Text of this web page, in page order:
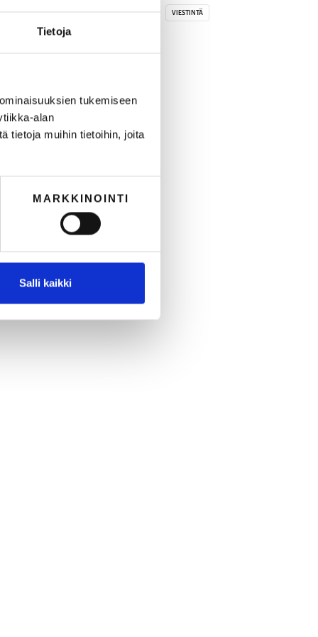
Tietoja
tukemiseen
alan
tietoja muihin tietoihin, joita
MARKKINOINTI
Salli kaikki
VERKKOKAUPPA VERKKOSIVUSTO VIESTINTÄ
YHTEISTYÖ